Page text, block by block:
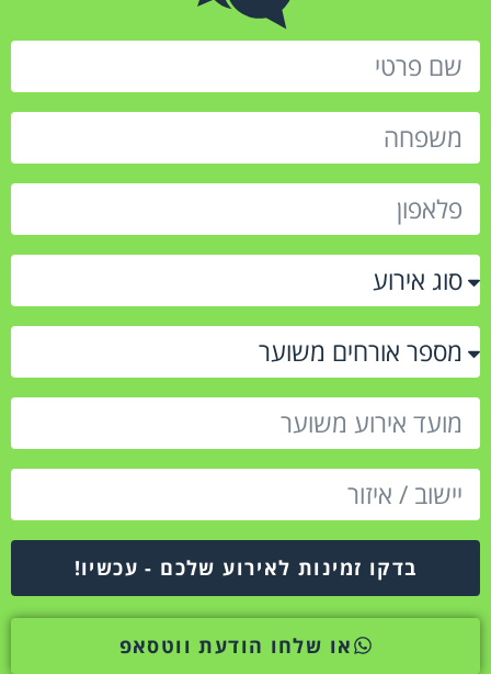
בדקו זמינות לאירוע שלכם - עכשיו!
או שלחו הודעת ווטסאפ